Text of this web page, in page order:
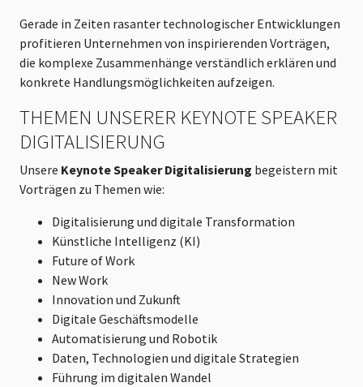
Gerade in Zeiten rasanter technologischer Entwicklungen
profitieren Unternehmen von inspirierenden Vorträgen,
die komplexe Zusammenhänge verständlich erklären und
konkrete Handlungsmöglichkeiten aufzeigen.
THEMEN UNSERER KEYNOTE SPEAKER
DIGITALISIERUNG
Unsere Keynote Speaker Digitalisierung begeistern mit
Vorträgen zu Themen wie:
Digitalisierung und digitale Transformation
Künstliche Intelligenz (KI)
Future of Work
New Work
Innovation und Zukunft
Digitale Geschäftsmodelle
Automatisierung und Robotik
Daten, Technologien und digitale Strategien
Führung im digitalen Wandel